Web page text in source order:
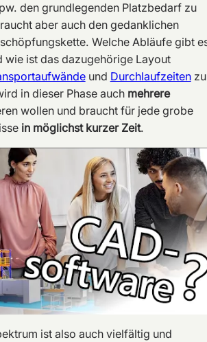
den grundlegenden Platzbedarf zu
aber auch den gedanklichen
Welche Abläufe gibt
wie ist das dazugehörige Layout
und Durchlaufzeitenzu
in dieser Phase auch mehrere
wollen und braucht für jede grobe
in möglichst kurzer Zeit.
ist also auch vielfältig und